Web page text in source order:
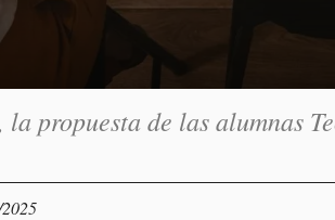
la propuesta de las alumnas